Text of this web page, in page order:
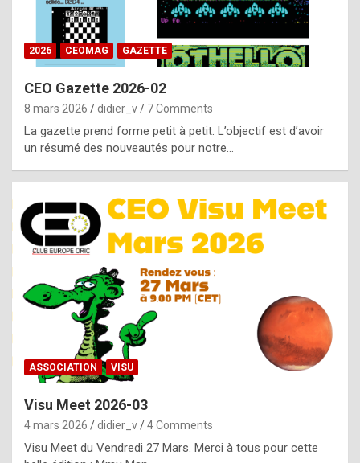
e
b
y
g
e
n
u
i
n
e
R
o
p
l
2026 CEOMAG GAZETTE
CEO Gazette 2026-02
8 mars 2026 didier_v 7 Comments
La gazette prend forme petit à petit. L’objectif est d’avoir
un résumé des nouveautés pour notre…
ASSOCIATION VISU
Visu Meet 2026-03
4 mars 2026 didier_v 4 Comments
Visu Meet du Vendredi 27 Mars. Merci à tous pour cette